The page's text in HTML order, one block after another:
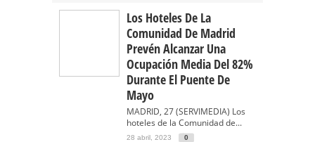
Los Hoteles De La
Comunidad De Madrid
Prevén Alcanzar Una
Ocupación Media Del 82%
Durante El Puente De
Mayo
MADRID, 27 (SERVIMEDIA) Los
hoteles de la Comunidad de...
28 abril, 2023 0